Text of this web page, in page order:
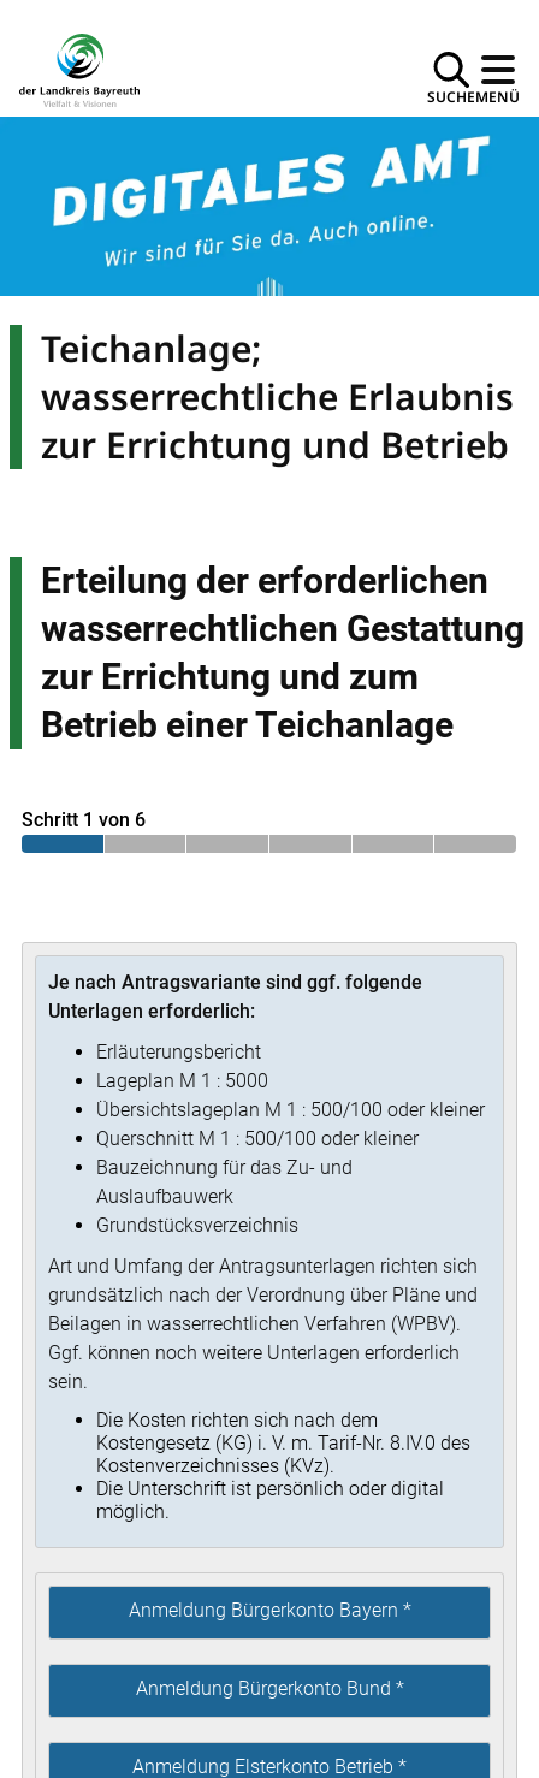
SUCHEMENÜ
Teichanlage;
wasserrechtliche Erlaubnis
zur Errichtung und Betrieb
Erteilung der erforderlichen
wasserrechtlichen Gestattung
zur Errichtung und zum
Betrieb einer Teichanlage
Schritt 1 von 6
Je nach Antragsvariante sind ggf. folgende
Unterlagen erforderlich:
Erläuterungsbericht
Lageplan M 1 : 5000
Übersichtslageplan M 1 : 500/100 oder kleiner
Querschnitt M 1 : 500/100 oder kleiner
Bauzeichnung für das Zu- und
Auslaufbauwerk
Grundstücksverzeichnis
Art und Umfang der Antragsunterlagen richten sich
grundsätzlich nach der Verordnung über Pläne und
Beilagen in wasserrechtlichen Verfahren (WPBV).
Ggf. können noch weitere Unterlagen erforderlich
sein.
Die Kosten richten sich nach dem
Kostengesetz (KG) i. V. m. Tarif-Nr. 8.IV.0 des
Kostenverzeichnisses (KVz).
Die Unterschrift ist persönlich oder digital
möglich.
Anmeldung Bürgerkonto Bayern *
Anmeldung Bürgerkonto Bund *
Anmeldung Elsterkonto Betrieb *